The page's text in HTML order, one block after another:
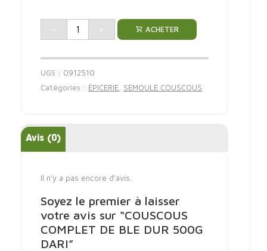
- + ACHETER
UGS : 0912510
Catégories : ÉPICERIE SEMOULE COUSCOUS
Avis (0)
Il n’y a pas encore d’avis.
Soyez le premier à laisser
votre avis sur “COUSCOUS
COMPLET DE BLE DUR 500G
DARI”